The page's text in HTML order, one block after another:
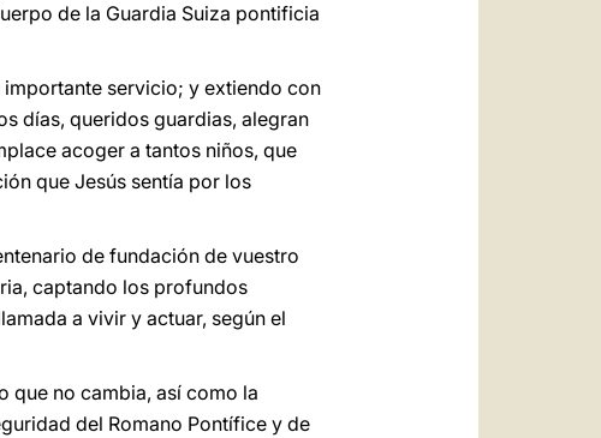
de la Guardia Suiza pontificia
servicio; y extiendo con
días, queridos guardias, alegran
acoger a tantos niños, que
que Jesús sentía por los
de fundación de vuestro
captando los profundos
a vivir y actuar, según el
que no cambia, así como la
del Romano Pontífice y de